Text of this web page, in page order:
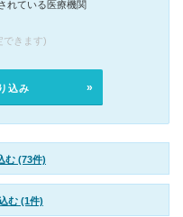
れている医療機関
できます)
込み
む (73件)
む (1件)